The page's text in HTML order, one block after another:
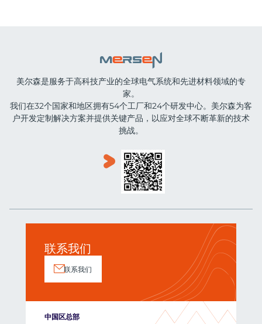
美尔森是服务于高科技产业的全球电气系统和先进材料领域的专
家。
我们在32个国家和地区拥有54个工厂和24个研发中心。美尔森为客
户开发定制解决方案并提供关键产品，以应对全球不断革新的技术
挑战。
联系我们
联系我们
中国区总部